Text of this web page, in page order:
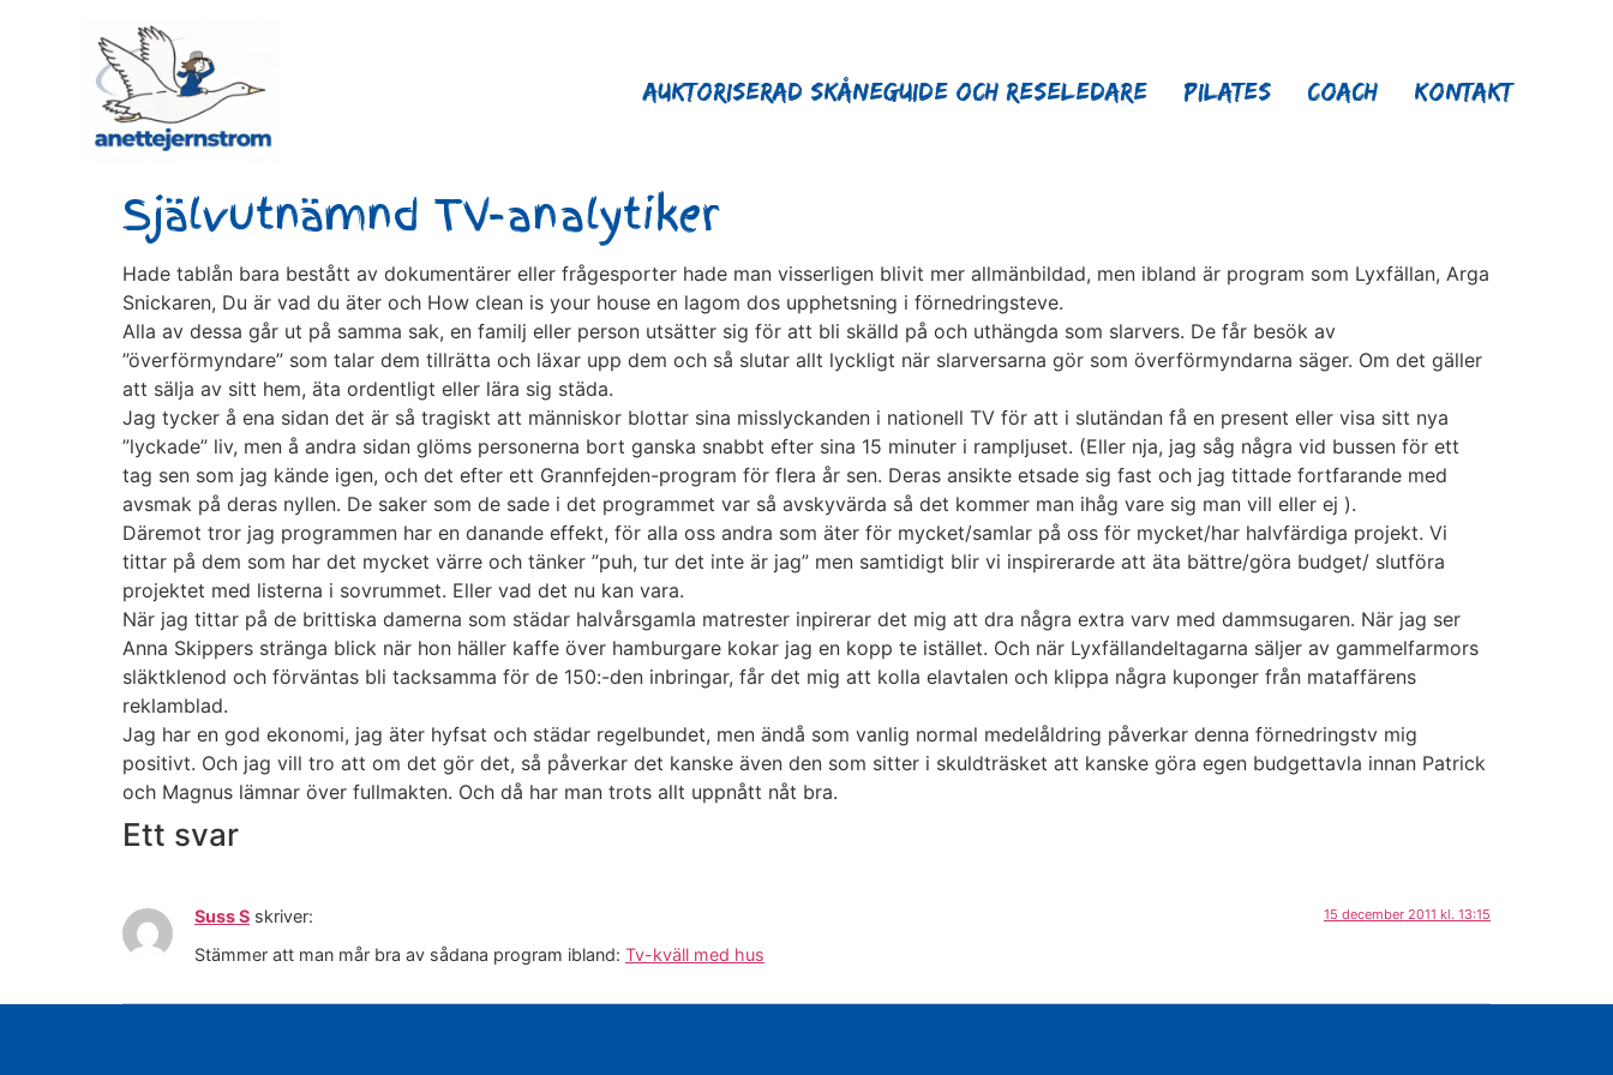
Auktoriserad Skåneguide och Reseledare Pilates Coach Kontakt
Självutnämnd TV-analytiker
Hade tablån bara bestått av dokumentärer eller frågesporter hade man visserligen blivit mer allmänbildad, men ibland är program som Lyxfällan, Arga
Snickaren, Du är vad du äter och How clean is your house en lagom dos upphetsning i förnedringsteve.
Alla av dessa går ut på samma sak, en familj eller person utsätter sig för att bli skälld på och uthängda som slarvers. De får besök av
”överförmyndare” som talar dem tillrätta och läxar upp dem och så slutar allt lyckligt när slarversarna gör som överförmyndarna säger. Om det gäller
att sälja av sitt hem, äta ordentligt eller lära sig städa.
Jag tycker å ena sidan det är så tragiskt att människor blottar sina misslyckanden i nationell TV för att i slutändan få en present eller visa sitt nya
”lyckade” liv, men å andra sidan glöms personerna bort ganska snabbt efter sina 15 minuter i rampljuset. (Eller nja, jag såg några vid bussen för ett
tag sen som jag kände igen, och det efter ett Grannfejden-program för flera år sen. Deras ansikte etsade sig fast och jag tittade fortfarande med
avsmak på deras nyllen. De saker som de sade i det programmet var så avskyvärda så det kommer man ihåg vare sig man vill eller ej ).
Däremot tror jag programmen har en danande effekt, för alla oss andra som äter för mycket/samlar på oss för mycket/har halvfärdiga projekt. Vi
tittar på dem som har det mycket värre och tänker ”puh, tur det inte är jag” men samtidigt blir vi inspirerarde att äta bättre/göra budget/ slutföra
projektet med listerna i sovrummet. Eller vad det nu kan vara.
När jag tittar på de brittiska damerna som städar halvårsgamla matrester inpirerar det mig att dra några extra varv med dammsugaren. När jag ser
Anna Skippers stränga blick när hon häller kaffe över hamburgare kokar jag en kopp te istället. Och när Lyxfällandeltagarna säljer av gammelfarmors
släktklenod och förväntas bli tacksamma för de 150:-den inbringar, får det mig att kolla elavtalen och klippa några kuponger från mataffärens
reklamblad.
Jag har en god ekonomi, jag äter hyfsat och städar regelbundet, men ändå som vanlig normal medelåldring påverkar denna förnedringstv mig
positivt. Och jag vill tro att om det gör det, så påverkar det kanske även den som sitter i skuldträsket att kanske göra egen budgettavla innan Patrick
och Magnus lämnar över fullmakten. Och då har man trots allt uppnått nåt bra.
Ett svar
Suss S skriver: 15 december 2011 kl. 13:15
Stämmer att man mår bra av sådana program ibland: Tv-kväll med hus